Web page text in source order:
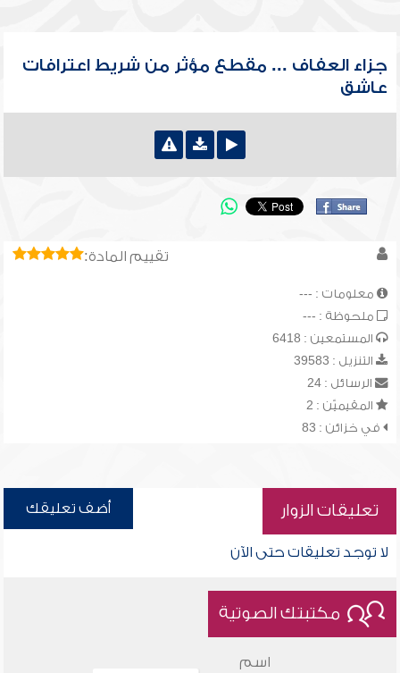
جزاء العفاف ... مقطع مؤثر من شريط اعترافات
عاشق
تقييم المادة:
معلومات : ---
ملحوظة : ---
المستمعين : 6418
التنزيل : 39583
الرسائل : 24
المقيميّن : 2
في خزائن : 83
تعليقات الزوار أضف تعليقك
لا توجد تعليقات حتى الآن
مكتبتك الصوتية
اسم